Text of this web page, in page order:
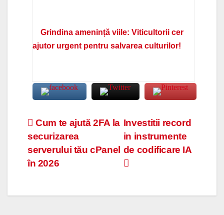
Grindina amenință viile: Viticultorii cer
ajutor urgent pentru salvarea culturilor!
Navigare
în
articole
Investitii record
in instrumente
de codificare IA
Cum te ajută 2FA la
securizarea
serverului tău cPanel
în 2026